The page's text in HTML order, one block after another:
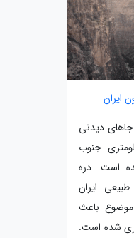
ایران
دیدنی
که در 35 کیلومتری جنوب
است. دره
ایران
باعث
شده است.